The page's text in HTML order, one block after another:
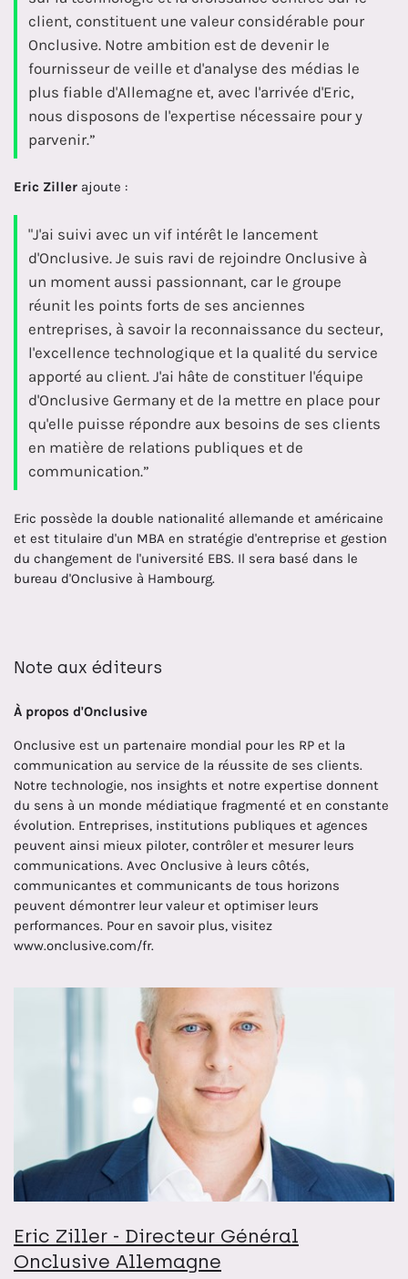
client, constituent une valeur considérable pour
Onclusive. Notre ambition est de devenir le
fournisseur de veille et d'analyse des médias le
plus fiable d'Allemagne et, avec l'arrivée d'Eric,
nous disposons de l'expertise nécessaire pour y
parvenir.”
Eric Ziller ajoute :
"J'ai suivi avec un vif intérêt le lancement
d'Onclusive. Je suis ravi de rejoindre Onclusive à
un moment aussi passionnant, car le groupe
réunit les points forts de ses anciennes
entreprises, à savoir la reconnaissance du secteur,
l'excellence technologique et la qualité du service
apporté au client. J'ai hâte de constituer l'équipe
d'Onclusive Germany et de la mettre en place pour
qu'elle puisse répondre aux besoins de ses clients
en matière de relations publiques et de
communication.”
Eric possède la double nationalité allemande et américaine
et est titulaire d'un MBA en stratégie d'entreprise et gestion
du changement de l'université EBS. Il sera basé dans le
bureau d'Onclusive à Hambourg.
Note aux éditeurs
À propos d'Onclusive
Onclusive est un partenaire mondial pour les RP et la
communication au service de la réussite de ses clients.
Notre technologie, nos insights et notre expertise donnent
du sens à un monde médiatique fragmenté et en constante
évolution. Entreprises, institutions publiques et agences
peuvent ainsi mieux piloter, contrôler et mesurer leurs
communications. Avec Onclusive à leurs côtés,
communicantes et communicants de tous horizons
peuvent démontrer leur valeur et optimiser leurs
performances. Pour en savoir plus, visitez
www.onclusive.com/fr.
Eric Ziller - Directeur Général
Onclusive Allemagne